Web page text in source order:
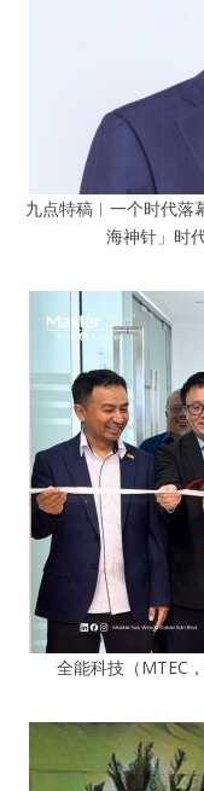
九点特稿︱一个时代落
海神针」时
全能科技（MTEC